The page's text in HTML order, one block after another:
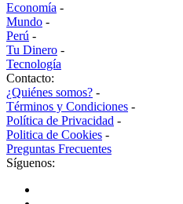
Economía -
Mundo -
Perú -
Tu Dinero -
Tecnología
Contacto:
¿Quiénes somos? -
Términos y Condiciones -
Política de Privacidad -
Politica de Cookies -
Preguntas Frecuentes
Síguenos: